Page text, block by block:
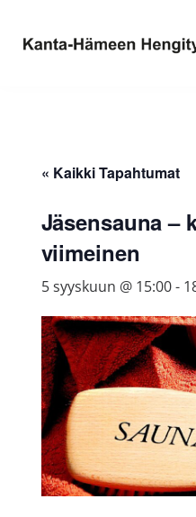
pääsisältöön
alatunnisteeseen
Hengitys
erityisesti
sinua
koskettaa
astma,
keuhkosairaudet,
huono
sisäilma
allergiat.
Hengitys
« Kaikki Tapahtumat
Jäsensauna –
viimeinen
5 syyskuun @ 15:00-